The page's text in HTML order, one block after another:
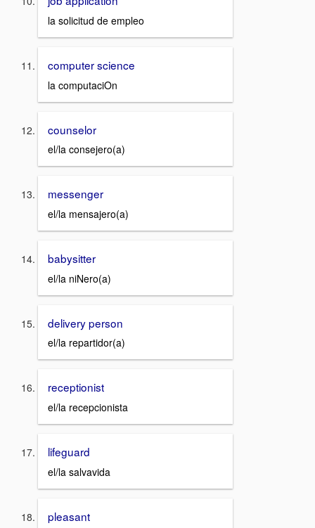
la solicitud de empleo
computer science
la computaciOn
counselor
el/la consejero(a)
messenger
el/la mensajero(a)
babysitter
el/la niNero(a)
delivery person
el/la repartidor(a)
receptionist
el/la recepcionista
lifeguard
el/la salvavida
pleasant